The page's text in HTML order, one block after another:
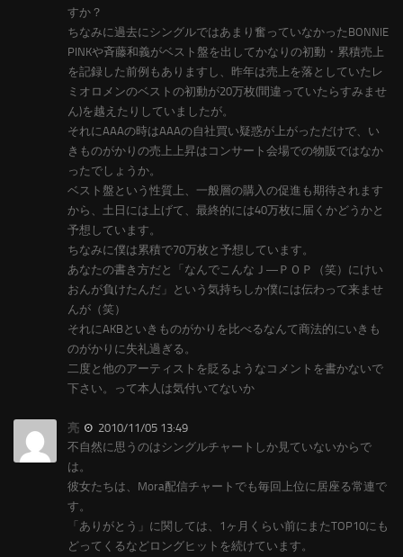
すか？
ちなみに過去にシングルではあまり奮っていなかったBONNIE
PINKや斉藤和義がベスト盤を出してかなりの初動・累積売上
を記録した前例もありますし、昨年は売上を落としていたレ
ミオロメンのベストの初動が20万枚(間違っていたらすみませ
ん)を越えたりしていましたが。
それにAAAの時はAAAの自社買い疑惑が上がっただけで、い
きものがかりの売上上昇はコンサート会場での物販ではなか
ったでしょうか。
ベスト盤という性質上、一般層の購入の促進も期待されます
から、土日には上げて、最終的には40万枚に届くかどうかと
予想しています。
ちなみに僕は累積で70万枚と予想しています。
あなたの書き方だと「なんでこんなＪ―ＰＯＰ（笑）にけい
おんが負けたんだ」という気持ちしか僕には伝わって来ませ
んが（笑）
それにAKBといきものがかりを比べるなんて商法的にいきも
のがかりに失礼過ぎる。
二度と他のアーティストを貶るようなコメントを書かないで
下さい。って本人は気付いてないか
亮
2010/11/05 13:49
不自然に思うのはシングルチャートしか見ていないからで
は。
彼女たちは、Mora配信チャートでも毎回上位に居座る常連で
す。
「ありがとう」に関しては、1ヶ月くらい前にまたTOP10にも
どってくるなどロングヒットを続けています。